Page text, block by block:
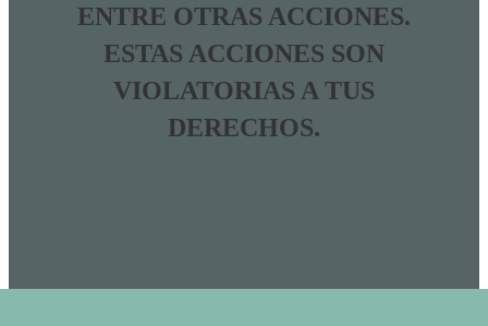
ENTRE OTRAS ACCIONES.
ESTAS ACCIONES SON
VIOLATORIAS A TUS
DERECHOS.